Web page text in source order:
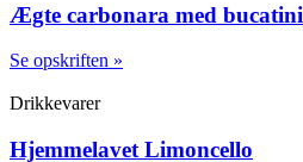
Ægte carbonara med bucatini
Se opskriften »
Drikkevarer
Hjemmelavet Limoncello